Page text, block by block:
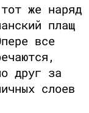
же наряд
плащ
все
друг за
слоев